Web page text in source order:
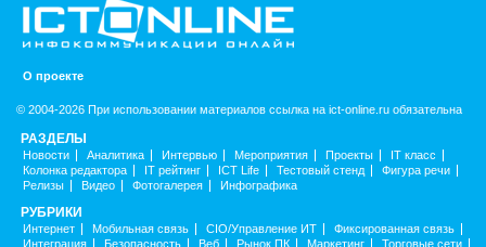
О проекте
© 2004-2026 При использовании материалов ссылка на ict-online.ru обязательна
РАЗДЕЛЫ
Новости Аналитика Интервью Мероприятия Проекты
IT класс
Колонка редактора
IT рейтинг ICT Life Тестовый стенд
Фигура речи
Релизы
Видео Фотогалерея Инфографика
РУБРИКИ
Интернет Мобильная связь CIO/Управление ИТ
Фиксированная связь
Интеграция
Безопасность Веб Рынок ПК Маркетинг Торговые сети